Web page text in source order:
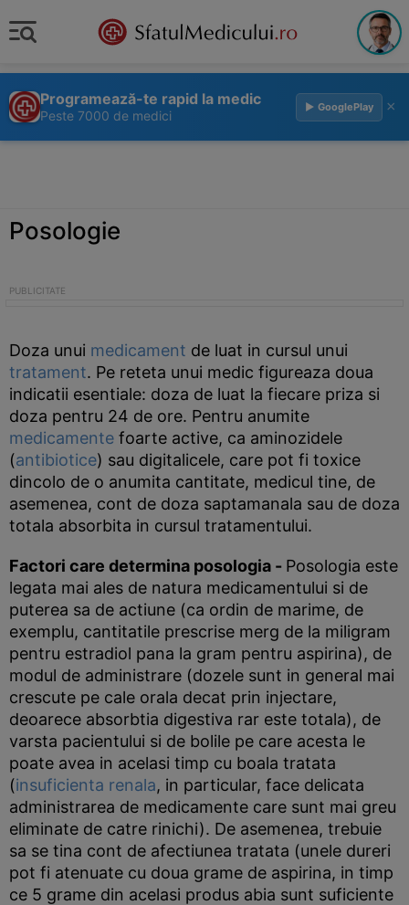
Programează-te rapid la medic
Peste 7000 de medici
▶ GooglePlay ×
Posologie
Doza unui medicament de luat in cursul unui
tratament. Pe reteta unui medic figureaza doua
indicatii esentiale: doza de luat la fiecare priza si
doza pentru 24 de ore. Pentru anumite
medicamente foarte active, ca aminozidele
(antibiotice) sau digitalicele, care pot fi toxice
dincolo de o anumita cantitate, medicul tine, de
asemenea, cont de doza saptamanala sau de doza
totala absorbita in cursul tratamentului.
Factori care determina posologia - Posologia este
legata mai ales de natura medicamentului si de
puterea sa de actiune (ca ordin de marime, de
exemplu, cantitatile prescrise merg de la miligram
pentru estradiol pana la gram pentru aspirina), de
modul de administrare (dozele sunt in general mai
crescute pe cale orala decat prin injectare,
deoarece absorbtia digestiva rar este totala), de
varsta pacientului si de bolile pe care acesta le
poate avea in acelasi timp cu boala tratata
(insuficienta renala, in particular, face delicata
administrarea de medicamente care sunt mai greu
eliminate de catre rinichi). De asemenea, trebuie
sa se tina cont de afectiunea tratata (unele dureri
pot fi atenuate cu doua grame de aspirina, in timp
ce 5 grame din acelasi produs abia sunt suficiente